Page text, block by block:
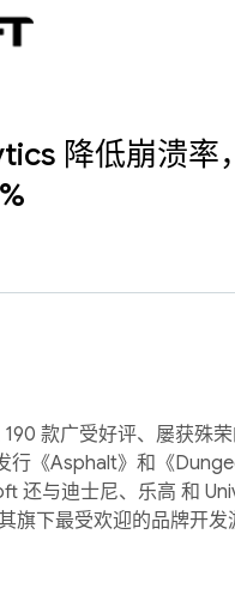
降低崩溃率
款广受好评、屡获殊
行《Asphalt》和《
还与迪士尼、乐高 和
旗下最受欢迎的品牌开发